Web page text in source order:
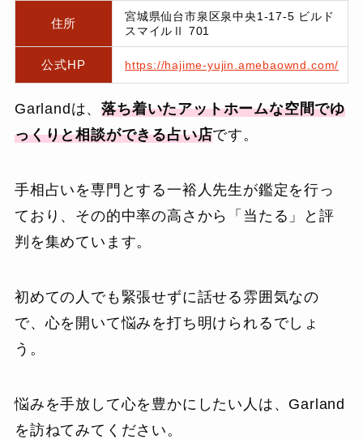
住所
宮城県仙台市泉区泉中央1-17-5 ビルド
スマイルⅡ 701
公式HP https://hajime-yujin.amebaownd.com/
Garlandは、落ち着いたアットホームな空間でゆ
っくりと相談ができる占い店です。
手相占いを専門とする一裕人先生が鑑定を行っ
ており、その的中率の高さから「当たる」と評
判を集めています。
初めての人でも緊張せずに話せる雰囲気なの
で、心を開いて悩みを打ち明けられるでしょ
う。
悩みを手放して心を豊かにしたい人は、Garland
を訪ねてみてください。